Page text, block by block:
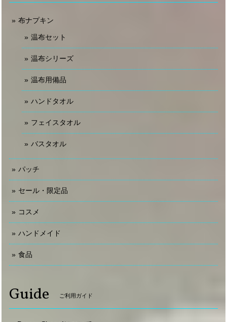
布ナプキン
温布セット
温布シリーズ
温布用備品
ハンドタオル
フェイスタオル
バスタオル
パッチ
セール・限定品
コスメ
ハンドメイド
食品
Guide ご利用ガイド